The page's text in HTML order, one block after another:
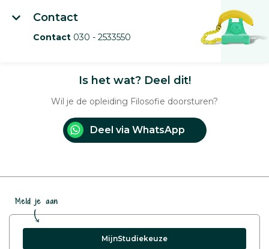
Contact
Contact 030 - 2533550
Is het wat? Deel dit!
Wil je de opleiding Filosofie doorsturen?
Deel via WhatsApp
Meld je aan
MijnStudiekeuze